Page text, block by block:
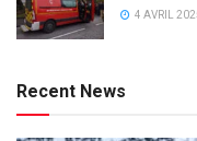
4 AVRIL
Recent News